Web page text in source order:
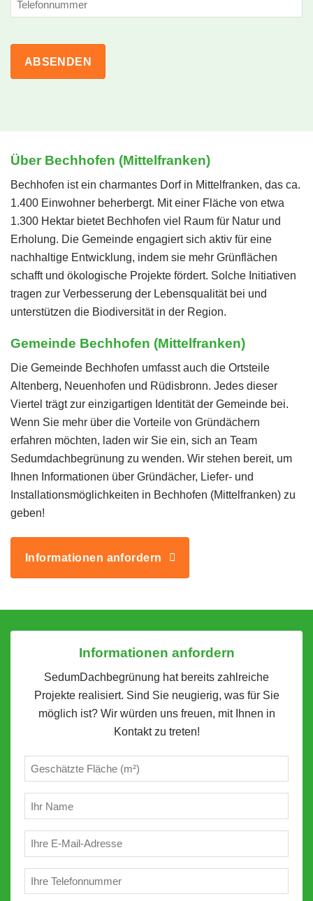
Über Bechhofen (Mittelfranken)
Bechhofen ist ein charmantes Dorf in Mittelfranken, das ca.
1.400 Einwohner beherbergt. Mit einer Fläche von etwa
1.300 Hektar bietet Bechhofen viel Raum für Natur und
Erholung. Die Gemeinde engagiert sich aktiv für eine
nachhaltige Entwicklung, indem sie mehr Grünflächen
schafft und ökologische Projekte fördert. Solche Initiativen
tragen zur Verbesserung der Lebensqualität bei und
unterstützen die Biodiversität in der Region.
Gemeinde Bechhofen (Mittelfranken)
Die Gemeinde Bechhofen umfasst auch die Ortsteile
Altenberg, Neuenhofen und Rüdisbronn. Jedes dieser
Viertel trägt zur einzigartigen Identität der Gemeinde bei.
Wenn Sie mehr über die Vorteile von Gründächern
erfahren möchten, laden wir Sie ein, sich an Team
Sedumdachbegrünung zu wenden. Wir stehen bereit, um
Ihnen Informationen über Gründächer, Liefer- und
Installationsmöglichkeiten in Bechhofen (Mittelfranken) zu
geben!
Informationen anfordern
Informationen anfordern
SedumDachbegrünung hat bereits zahlreiche
Projekte realisiert. Sind Sie neugierig, was für Sie
möglich ist? Wir würden uns freuen, mit Ihnen in
Kontakt zu treten!
m²
Name
Mail
(erforderlich)